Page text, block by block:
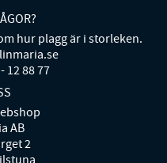
hur plagg är i storleken.
12 88 77
AB
2